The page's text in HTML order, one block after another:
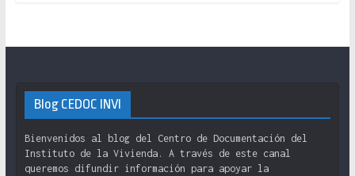
Blog CEDOC INVI
Bienvenidos al blog del Centro de Documentación del
Instituto de la Vivienda. A través de este canal
queremos difundir información para apoyar la